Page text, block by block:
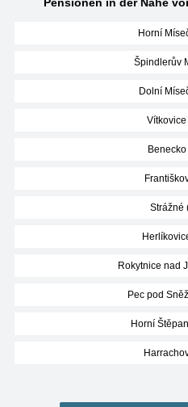
Horní
Špindlerův
Dolní
Vítkovice
Strážné
Rokytnice nad
Pec pod
Horní